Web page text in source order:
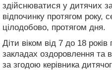
здійснюватися у дитячих
відпочинку протягом року,
цілодобово, протягом дня.
Діти віком від 7 до 18
закладах оздоровлення та
за згодою керівника